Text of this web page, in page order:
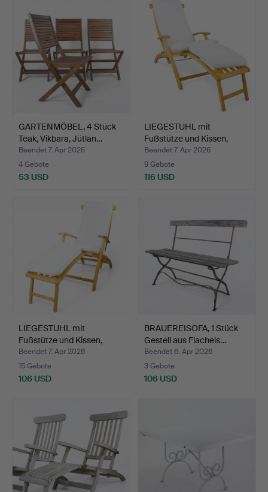
GARTENMÖBEL, 4 Stück
Teak, Vikbara, Jütlan…
Beendet 7. Apr 2026
4 Gebote
53 USD
LIEGESTUHL mit
Fußstütze und Kissen,
verst…
Beendet 7. Apr 2026
9 Gebote
116 USD
LIEGESTUHL mit
Fußstütze und Kissen,
verst…
Beendet 7. Apr 2026
15 Gebote
106 USD
BRAUEREISOFA, 1 Stück
Gestell aus Flacheis…
Beendet 6. Apr 2026
3 Gebote
106 USD